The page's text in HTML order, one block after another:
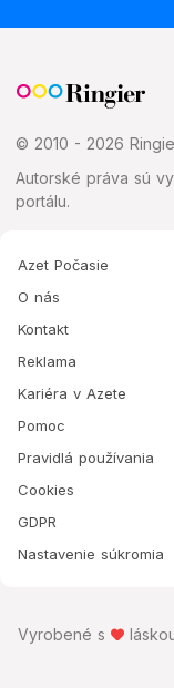
© 2010 - 2026
Autorské práva sú
portálu.
Azet Počasie
O nás
Kontakt
Reklama
Kariéra v Azete
Pomoc
Pravidlá používania
Cookies
GDPR
Nastavenie súkromia
Vyrobené s